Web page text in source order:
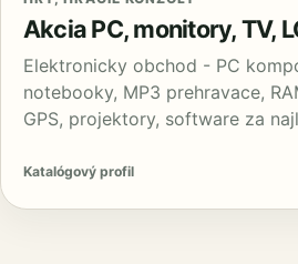
Akcia PC, monitory, TV,
Elektronicky obchod - PC
notebooky, MP3 prehravace,
GPS, projektory, software za
Katalógový profil